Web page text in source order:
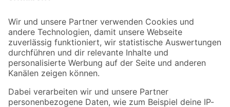
Der toom Newsletter: Keine Angebote und Aktionen mehr verpassen!
Zur Newsletter Anmeldung
Folge uns